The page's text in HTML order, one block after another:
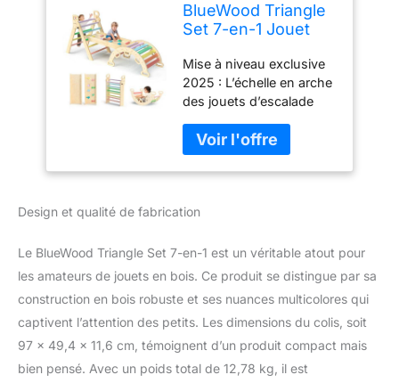
BlueWood Triangle
Set 7-en-1 Jouet
en Bois Montessori
avec Arche, Rampe
et Échelle – Aire de
Jeux Intérieure
pour Tout-Petits -
Arc-en-Ciel
Mise à niveau exclusive
2025 : L’échelle en arche
des jouets d’escalade
design unique,
combinant planches et
bâtons pour un jeu
fonctionne à la fois
arche et comme une
confortable chaise à
bascule Mode de jeu 7-
en-1 : Le Triangle
amélioré 2025 comprend
une échelle triangulaire,
une rampe et une échelle
Design et qualité de fabrication
Le BlueWood Triangle Set 7-en-1 est un véritable atout pour
les amateurs de jouets en bois. Ce produit se distingue par sa
construction en bois robuste et ses nuances multicolores qui
captivent l’attention des petits. Les dimensions du colis, soit
97 x 49,4 x 11,6 cm, témoignent d’un produit compact mais
bien pensé. Avec un poids total de 12,78 kg, il est